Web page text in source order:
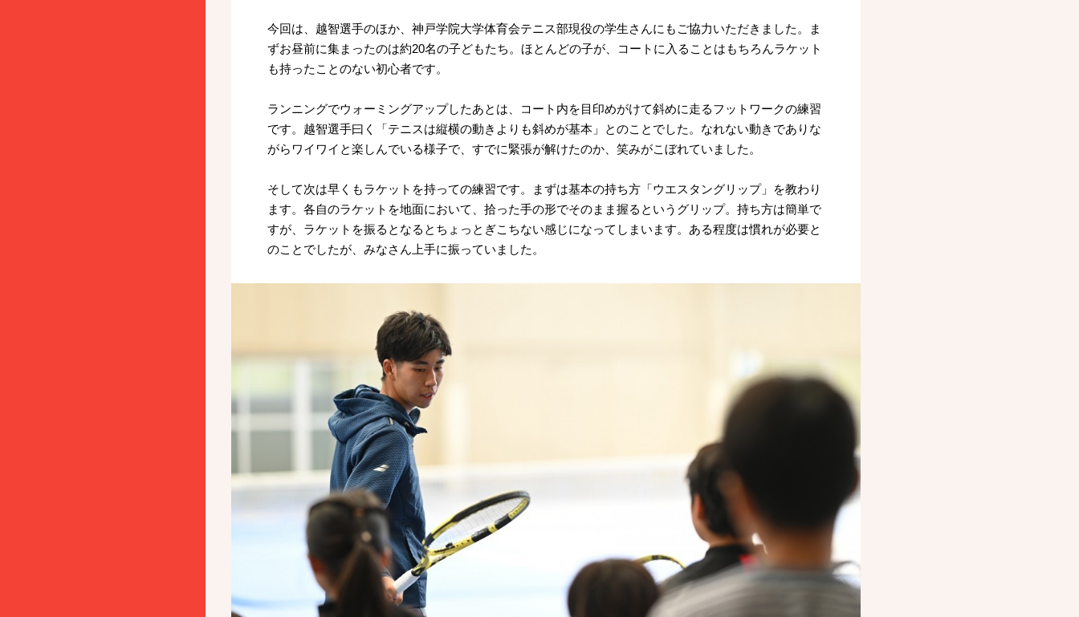
今回は、越智選手のほか、神戸学院大学体育会テニス部現役の学生さんにもご協力いただきました。ま
ずお昼前に集まったのは約20名の子どもたち。ほとんどの子が、コートに入ることはもちろんラケット
も持ったことのない初心者です。
ランニングでウォーミングアップしたあとは、コート内を目印めがけて斜めに走るフットワークの練習
です。越智選手曰く「テニスは縦横の動きよりも斜めが基本」とのことでした。なれない動きでありな
がらワイワイと楽しんでいる様子で、すでに緊張が解けたのか、笑みがこぼれていました。
そして次は早くもラケットを持っての練習です。まずは基本の持ち方「ウエスタングリップ」を教わり
ます。各自のラケットを地面において、拾った手の形でそのまま握るというグリップ。持ち方は簡単で
すが、ラケットを振るとなるとちょっとぎこちない感じになってしまいます。ある程度は慣れが必要と
のことでしたが、みなさん上手に振っていました。